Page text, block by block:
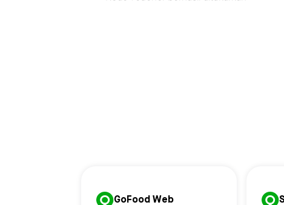
GoFood Web